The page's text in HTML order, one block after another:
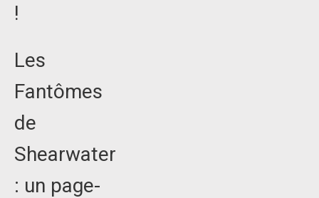
!
Les
Fantômes
de
Shearwater
: un page-